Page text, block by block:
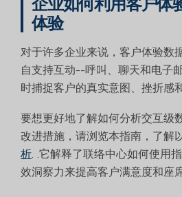
体验
对于许多企业来说，客户体验数
自支持互动--呼叫、聊天和电子
时捕捉客户的真实意图、挫折感
要想更好地了解如何分析交互级
改进措施，请浏览本指南，了解
析 . .它解释了联络中心如何使用
效洞察力来提高客户满意度和座